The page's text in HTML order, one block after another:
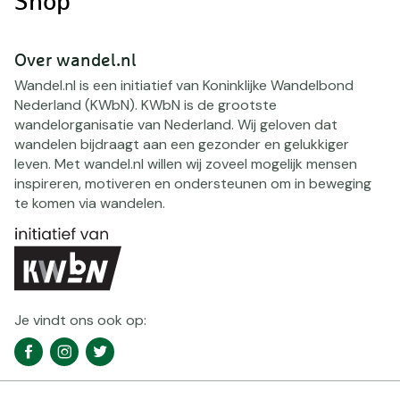
Over wandel.nl
Wandel.nl is een initiatief van Koninklijke Wandelbond
Nederland (KWbN). KWbN is de grootste
wandelorganisatie van Nederland. Wij geloven dat
wandelen bijdraagt aan een gezonder en gelukkiger
leven. Met wandel.nl willen wij zoveel mogelijk mensen
inspireren, motiveren en ondersteunen om in beweging
te komen via wandelen.
Je vindt ons ook op:
Social
media
FacebookInstagramTwitter